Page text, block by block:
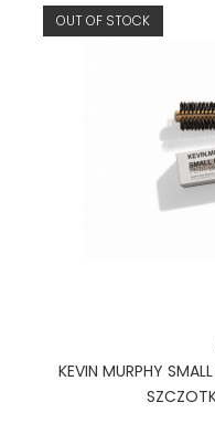
OUT OF STOCK
KEVIN MURPHY